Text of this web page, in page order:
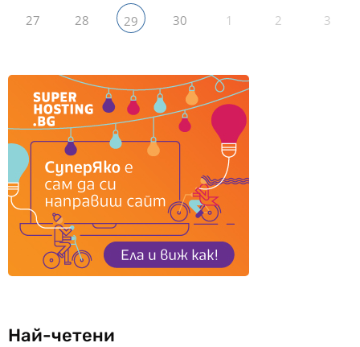
27 28 29 30 1 2 3
Най-четени